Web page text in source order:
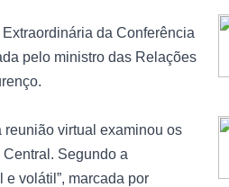
da Conferência
pelo ministro das Relações
virtual examinou os
Segundo a
volátil”, marcada por